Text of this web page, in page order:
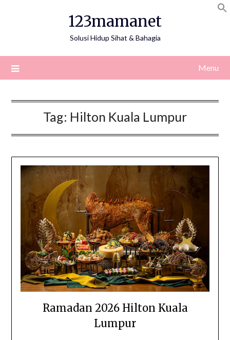
123mamanet
Solusi Hidup Sihat & Bahagia
Menu
Tag: Hilton Kuala Lumpur
Ramadan 2026 Hilton Kuala
Lumpur